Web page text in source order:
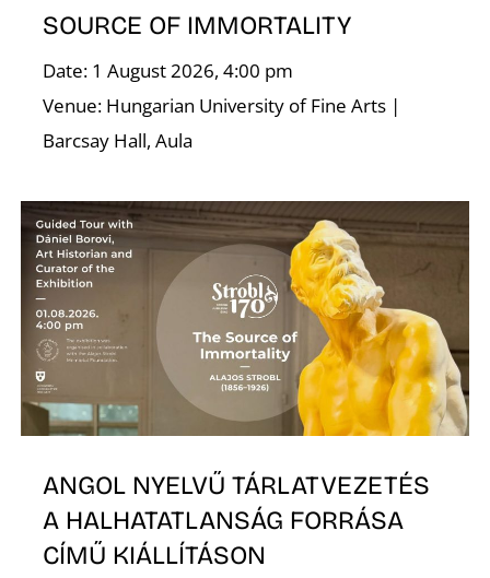
SOURCE OF IMMORTALITY
Date: 1 August 2026, 4:00 pm
Venue: Hungarian University of Fine Arts |
Barcsay Hall, Aula
ANGOL NYELVŰ TÁRLATVEZETÉS
A HALHATATLANSÁG FORRÁSA
CÍMŰ KIÁLLÍTÁSON